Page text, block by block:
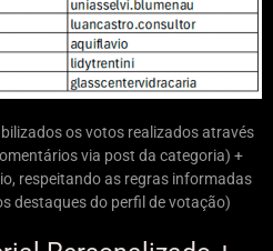
os votos realizados através
via post da categoria) +
respeitando as regras informadas
destaques do perfil de votação)